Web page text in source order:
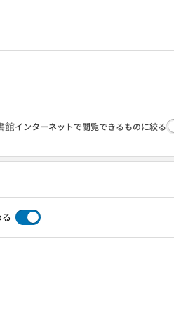
館インターネットで閲覧できるものに絞る